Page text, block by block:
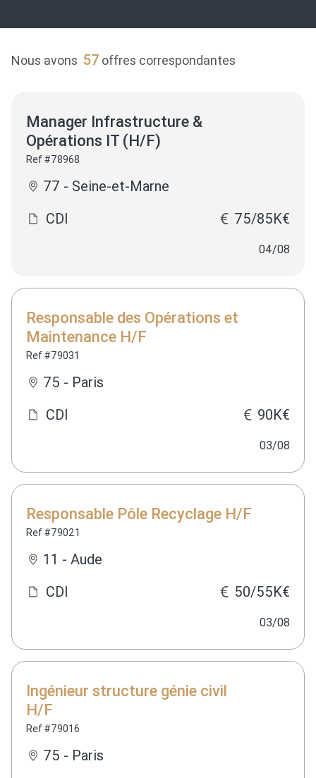
Nous avons 57 offres correspondantes
Manager Infrastructure &
Opérations IT (H/F)
Ref #78968
77 - Seine-et-Marne
CDI
75/85K€
04/08
Responsable des Opérations et
Maintenance H/F
Ref #79031
75 - Paris
CDI
90K€
03/08
Responsable Pôle Recyclage H/F
Ref #79021
11 - Aude
CDI
50/55K€
03/08
Ingénieur structure génie civil
H/F
Ref #79016
75 - Paris